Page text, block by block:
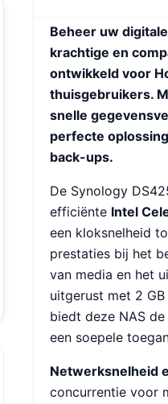
Beheer uw
krachtige en
ontwikkeld voor
thuisgebruikers.
snelle
perfecte
back-ups.
De Synology
efficiënte Intel
een kloksnelheid
prestaties bij het
van media en het
uitgerust met 2
biedt deze NAS
een soepele
Netwerksnelheid
concurrentie voor